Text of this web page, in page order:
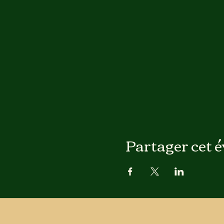
Partager cet